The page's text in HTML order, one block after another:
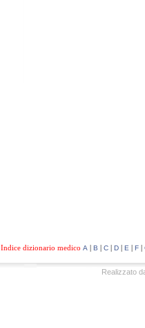
Indice dizionario medico A | B | C| D| E | F|
Realizzato